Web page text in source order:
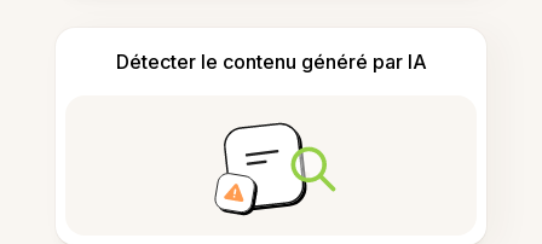
Détecter le contenu généré par IA